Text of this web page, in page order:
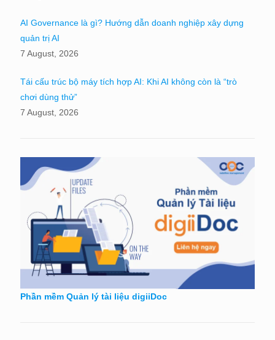
AI Governance là gì? Hướng dẫn doanh nghiệp xây dựng
quản trị AI
7 August, 2026
Tái cấu trúc bộ máy tích hợp AI: Khi AI không còn là “trò
chơi dùng thử”
7 August, 2026
Phần mềm Quản lý tài liệu digiiDoc